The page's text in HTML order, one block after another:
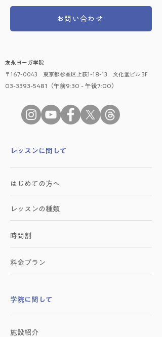
お問い合わせ
友永ヨーガ学院
〒167-0043 東京都杉並区上荻1-18-13 文化堂ビル 3F
03-3393-5481（午前9:30 - 午後7:00）
​レッスンに関して
はじめての方へ
レッスンの種類
時間割
料金プラン
学院に関して
施設紹介